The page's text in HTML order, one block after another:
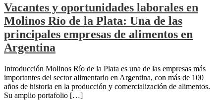
Vacantes y oportunidades laborales en
Molinos Río de la Plata: Una de las
principales empresas de alimentos en
Argentina
Introducción Molinos Río de la Plata es una de las empresas más
importantes del sector alimentario en Argentina, con más de 100
años de historia en la producción y comercialización de alimentos.
Su amplio portafolio […]